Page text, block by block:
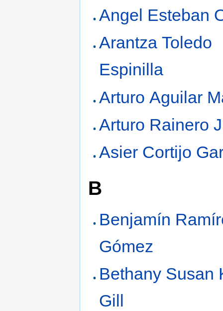
Angel Esteban
Arantza Toledo
Espinilla
Arturo Aguilar
Arturo Rainero
Asier Cortijo
B
Benjamín
Gómez
Bethany Susan
Gill